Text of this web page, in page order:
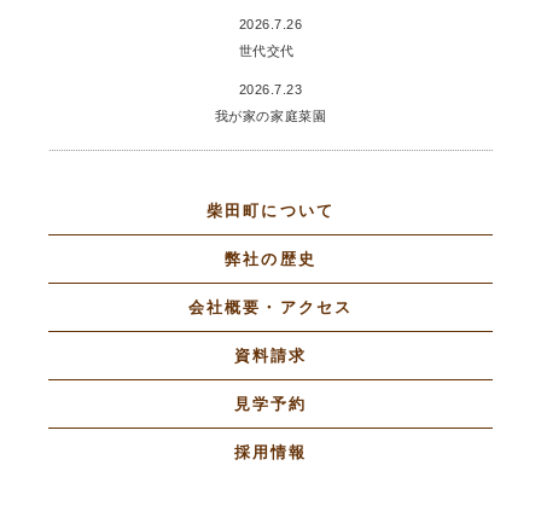
2026.7.26
世代交代
2026.7.23
我が家の家庭菜園
柴田町について
弊社の歴史
会社概要・アクセス
資料請求
見学予約
採用情報